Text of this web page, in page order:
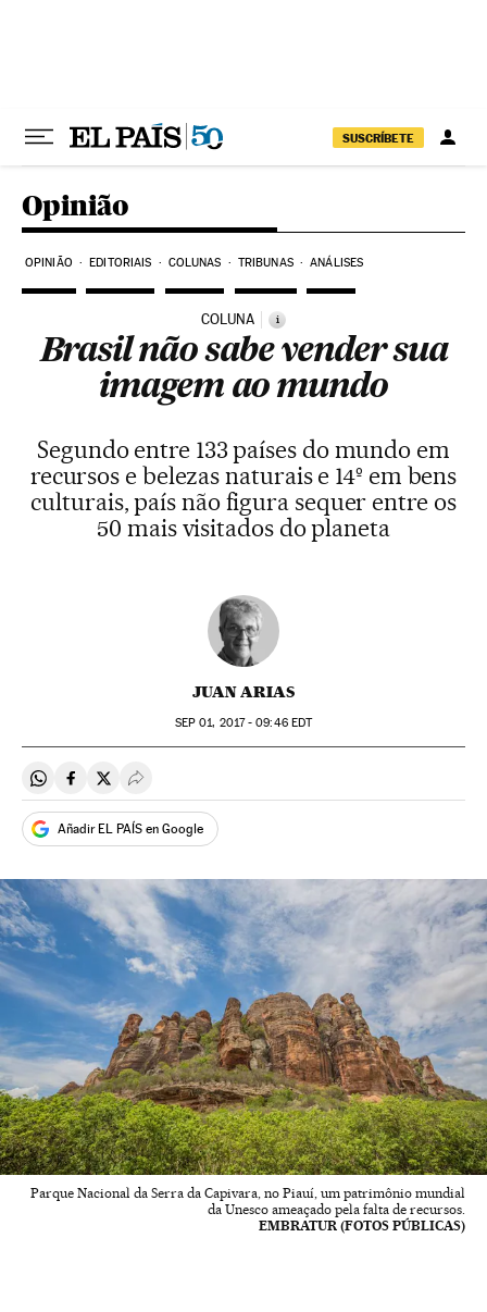
SUSCRÍBETE
Opinião
OPINIÃO EDITORIAIS COLUNAS TRIBUNAS ANÁLISES
COLUNA i
Brasil não sabe vender sua
imagem ao mundo
Segundo entre 133 países do mundo em
recursos e belezas naturais e 14º em bens
culturais, país não figura sequer entre os
50 mais visitados do planeta
JUAN ARIAS
SEP 01, 2017 - 09:46EDT
Compartir en Whatsapp
Compartir en Facebook
Compartir en Twitter
Desplegar Redes Sociales
Añadir EL PAÍS en Google
Parque Nacional da Serra da Capivara, no Piauí, um patrimônio mundial
da Unesco ameaçado pela falta de recursos.
EMBRATUR (FOTOS PÚBLICAS)